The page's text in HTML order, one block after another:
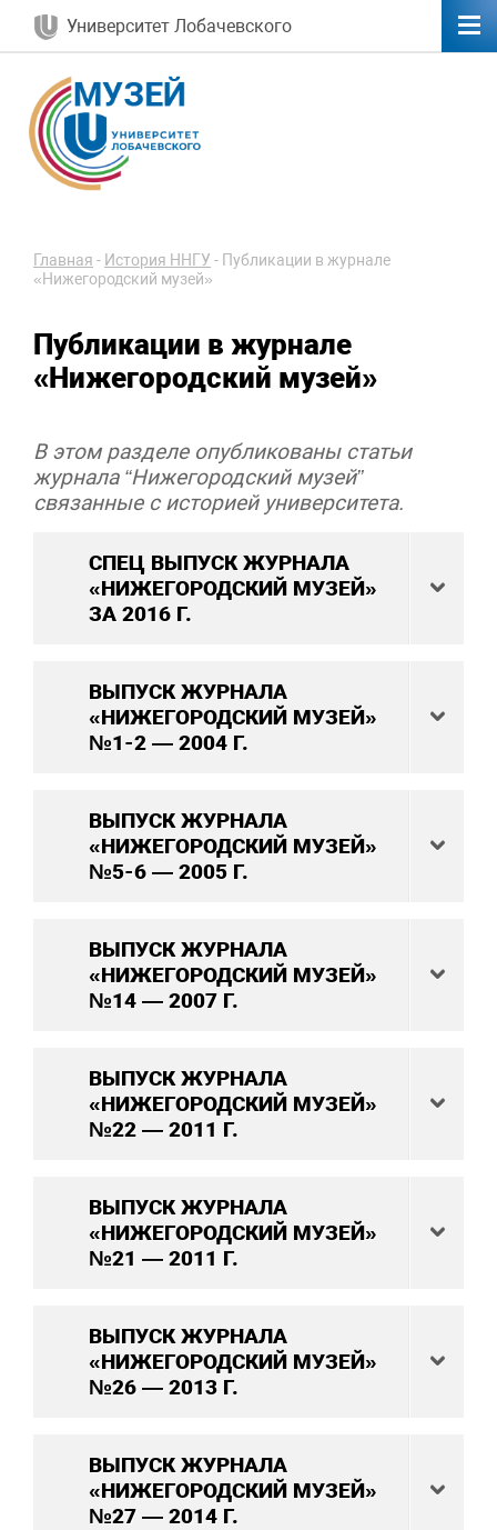
Университет Лобачевского
Главная - История ННГУ - Публикации в журнале
«Нижегородский музей»
Публикации в журнале
«Нижегородский музей»
В этом разделе опубликованы статьи
журнала “Нижегородский музей”
связанные с историей университета.
СПЕЦ ВЫПУСК ЖУРНАЛА
«НИЖЕГОРОДСКИЙ МУЗЕЙ»
ЗА 2016 Г.
ВЫПУСК ЖУРНАЛА
«НИЖЕГОРОДСКИЙ МУЗЕЙ»
№1-2 — 2004 Г.
ВЫПУСК ЖУРНАЛА
«НИЖЕГОРОДСКИЙ МУЗЕЙ»
№5-6 — 2005 Г.
ВЫПУСК ЖУРНАЛА
«НИЖЕГОРОДСКИЙ МУЗЕЙ»
№14 — 2007 Г.
ВЫПУСК ЖУРНАЛА
«НИЖЕГОРОДСКИЙ МУЗЕЙ»
№22 — 2011 Г.
ВЫПУСК ЖУРНАЛА
«НИЖЕГОРОДСКИЙ МУЗЕЙ»
№21 — 2011 Г.
ВЫПУСК ЖУРНАЛА
«НИЖЕГОРОДСКИЙ МУЗЕЙ»
№26 — 2013 Г.
ВЫПУСК ЖУРНАЛА
«НИЖЕГОРОДСКИЙ МУЗЕЙ»
№27 — 2014 Г.